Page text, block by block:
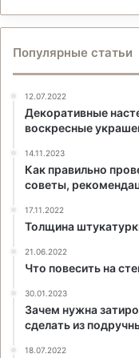
Популярные статьи
12.07.2022
Декоративные
воскресные
14.11.2023
Как правильно
советы,
17.11.2022
Толщина
21.06.2022
Что повесить на
30.01.2023
Зачем нужна
сделать из
18.07.2022